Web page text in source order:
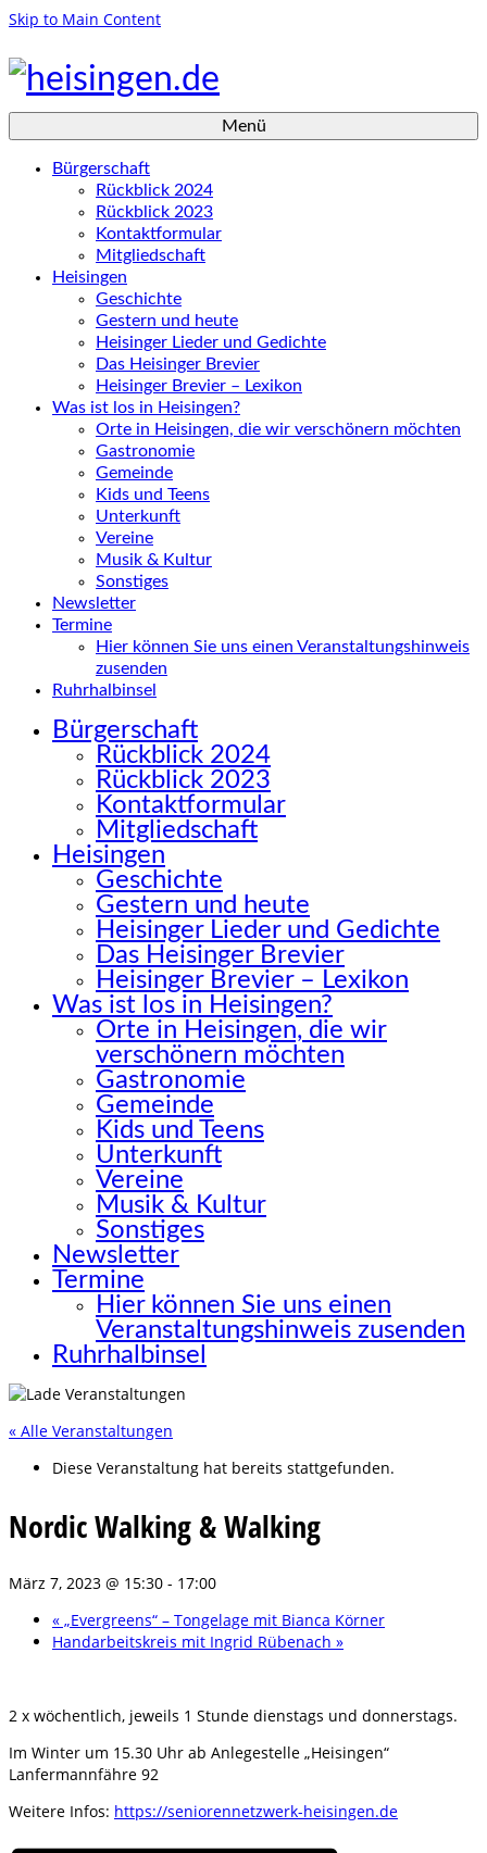
Skip to Main Content
Menü
Bürgerschaft
Rückblick 2024
Rückblick 2023
Kontaktformular
Mitgliedschaft
Heisingen
Geschichte
Gestern und heute
Heisinger Lieder und Gedichte
Das Heisinger Brevier
Heisinger Brevier – Lexikon
Was ist los in Heisingen?
Orte in Heisingen, die wir verschönern möchten
Gastronomie
Gemeinde
Kids und Teens
Unterkunft
Vereine
Musik & Kultur
Sonstiges
Newsletter
Termine
Hier können Sie uns einen Veranstaltungshinweis
zusenden
Ruhrhalbinsel
Bürgerschaft
Rückblick 2024
Rückblick 2023
Kontaktformular
Mitgliedschaft
Heisingen
Geschichte
Gestern und heute
Heisinger Lieder und Gedichte
Das Heisinger Brevier
Heisinger Brevier – Lexikon
Was ist los in Heisingen?
Orte in Heisingen, die wir
verschönern möchten
Gastronomie
Gemeinde
Kids und Teens
Unterkunft
Vereine
Musik & Kultur
Sonstiges
Newsletter
Termine
Hier können Sie uns einen
Veranstaltungshinweis zusenden
Ruhrhalbinsel
« Alle Veranstaltungen
Diese Veranstaltung hat bereits stattgefunden.
Nordic Walking & Walking
März 7, 2023 @ 15:30 - 17:00
« „Evergreens“ – Tongelage mit Bianca Körner
Handarbeitskreis mit Ingrid Rübenach »
2 x wöchentlich, jeweils 1 Stunde dienstags und donnerstags.
Im Winter um 15.30 Uhr ab Anlegestelle „Heisingen“
Lanfermannfähre 92
Weitere Infos: https://seniorennetzwerk-heisingen.de